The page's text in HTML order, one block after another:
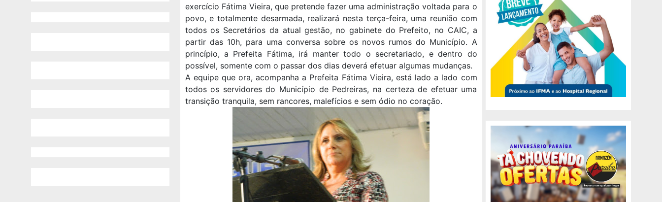
exercício Fátima Vieira, que pretende fazer uma administração voltada para o
povo, e totalmente desarmada, realizará nesta terça-feira, uma reunião com
todos os Secretários da atual gestão, no gabinete do Prefeito, no CAIC, a
partir das 10h, para uma conversa sobre os novos rumos do Município. A
princípio, a Prefeita Fátima, irá manter todo o secretariado, e dentro do
possível, somente com o passar dos dias deverá efetuar algumas mudanças.
A equipe que ora, acompanha a Prefeita Fátima Vieira, está lado a lado com
todos os servidores do Município de Pedreiras, na certeza de efetuar uma
transição tranquila, sem rancores, malefícios e sem ódio no coração.